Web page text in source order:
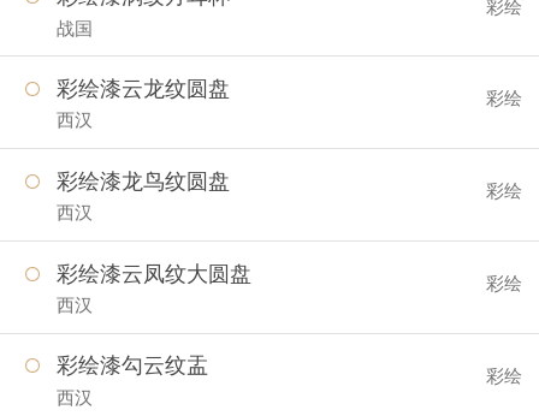
战国
彩绘
彩绘漆云龙纹圆盘
西汉
彩绘
彩绘漆龙鸟纹圆盘
西汉
彩绘
彩绘漆云凤纹大圆盘
西汉
彩绘
彩绘漆勾云纹盂
西汉
彩绘